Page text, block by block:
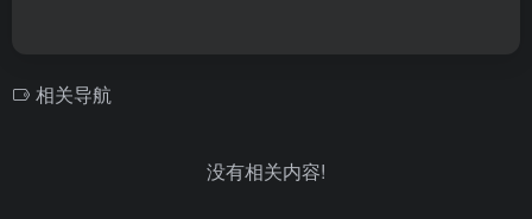
相关导航
没有相关内容!